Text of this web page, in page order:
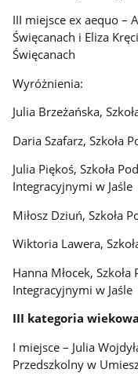
III miejsce ex aequo –
Święcanach i Eliza
Święcanach
Wyróżnienia:
Julia Brzeżańska,
Daria Szafarz, Szkoła
Julia Piękoś, Szkoła
Integracyjnymi w Jaśle
Miłosz Dziuń, Szkoła
Wiktoria Lawera,
Hanna Młocek,
Integracyjnymi w Jaśle
III kategoria
I miejsce – Julia
Przedszkolny w